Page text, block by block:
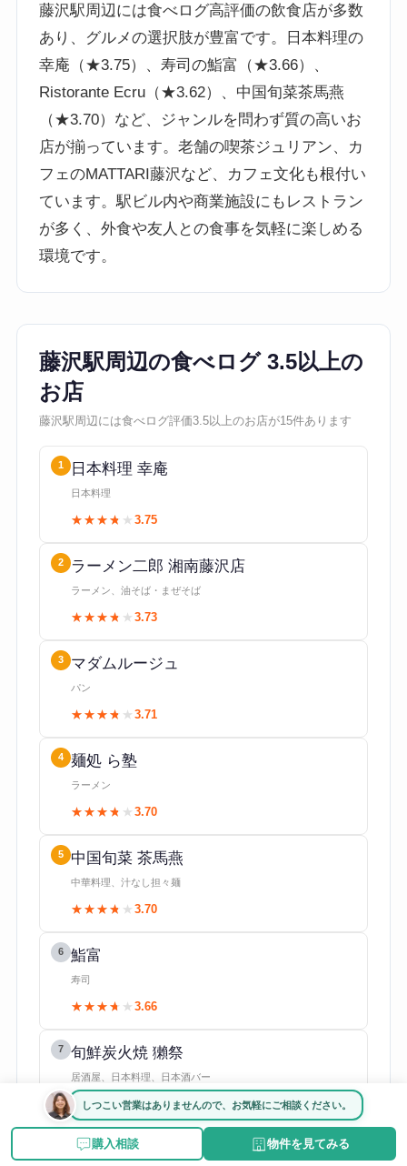
藤沢駅周辺には食べログ高評価の飲食店が多数
あり、グルメの選択肢が豊富です。日本料理の
幸庵（★3.75）、寿司の鮨富（★3.66）、
Ristorante Ecru（★3.62）、中国旬菜茶馬燕
（★3.70）など、ジャンルを問わず質の高いお
店が揃っています。老舗の喫茶ジュリアン、カ
フェのMATTARI藤沢など、カフェ文化も根付い
ています。駅ビル内や商業施設にもレストラン
が多く、外食や友人との食事を気軽に楽しめる
環境です。
藤沢駅周辺の食べログ 3.5以上の
お店
藤沢駅周辺には食べログ評価3.5以上のお店が15件あります
1 日本料理 幸庵
日本料理
★★★★★
★★★★★ 3.75
2 ラーメン二郎 湘南藤沢店
ラーメン、油そば・まぜそば
★★★★★
★★★★★ 3.73
3 マダムルージュ
パン
★★★★★
★★★★★ 3.71
4 麺処 ら塾
ラーメン
★★★★★
★★★★★ 3.70
5 中国旬菜 茶馬燕
中華料理、汁なし担々麺
★★★★★
★★★★★ 3.70
6 鮨富
寿司
★★★★★
★★★★★ 3.66
7 旬鮮炭火焼 獺祭
居酒屋、日本料理、日本酒バー
★★★★★
★★★★★3.62
Ristorante Ecru
しつこい営業はありませんので、お気軽にご相談ください。
購入相談 物件を見てみる